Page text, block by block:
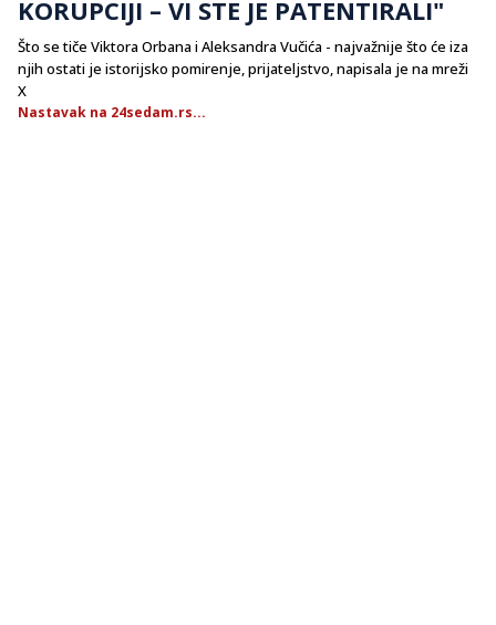
KORUPCIJI – VI STE JE PATENTIRALI"
Što se tiče Viktora Orbana i Aleksandra Vučića - najvažnije što će iza
njih ostati je istorijsko pomirenje, prijateljstvo, napisala je na mreži
X
Nastavak na 24sedam.rs...